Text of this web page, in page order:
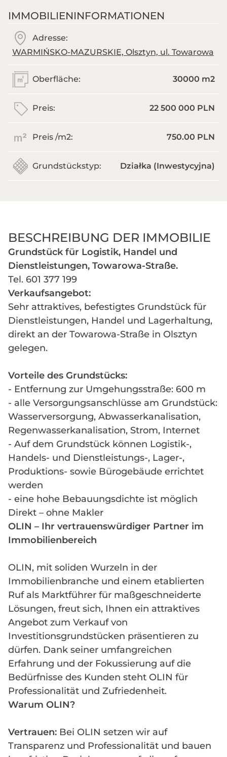
IMMOBILIENINFORMATIONEN
Adresse:
WARMIŃSKO-MAZURSKIE, Olsztyn, ul. Towarowa
Oberfläche: 30000 m2
Preis: 22 500 000 PLN
Preis /m2: 750.00 PLN
Grundstückstyp: Działka (Inwestycyjna)
BESCHREIBUNG DER IMMOBILIE
Grundstück für Logistik, Handel und
Dienstleistungen, Towarowa-Straße.
Tel. 601 377 199
Verkaufsangebot:
Sehr attraktives, befestigtes Grundstück für
Dienstleistungen, Handel und Lagerhaltung,
direkt an der Towarowa-Straße in Olsztyn
gelegen.
Vorteile des Grundstücks:
- Entfernung zur Umgehungsstraße: 600 m
- alle Versorgungsanschlüsse am Grundstück:
Wasserversorgung, Abwasserkanalisation,
Regenwasserkanalisation, Strom, Internet
- Auf dem Grundstück können Logistik-,
Handels- und Dienstleistungs-, Lager-,
Produktions- sowie Bürogebäude errichtet
werden
- eine hohe Bebauungsdichte ist möglich
Direkt – ohne Makler
OLIN – Ihr vertrauenswürdiger Partner im
Immobilienbereich
OLIN, mit soliden Wurzeln in der
Immobilienbranche und einem etablierten
Ruf als Marktführer für maßgeschneiderte
Lösungen, freut sich, Ihnen ein attraktives
Angebot zum Verkauf von
Investitionsgrundstücken präsentieren zu
dürfen. Dank seiner umfangreichen
Erfahrung und der Fokussierung auf die
Bedürfnisse des Kunden steht OLIN für
Professionalität und Zufriedenheit.
Warum OLIN?
Vertrauen: Bei OLIN setzen wir auf
Transparenz und Professionalität und bauen